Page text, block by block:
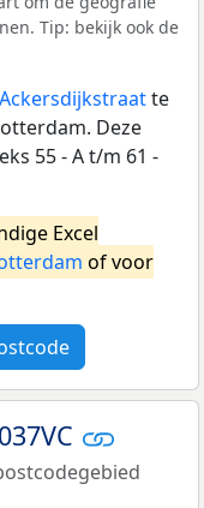
Tip: bekijk ook de
Ackersdijkstraatte
Deze
55 - A t/m 61 -
Excel
of voor